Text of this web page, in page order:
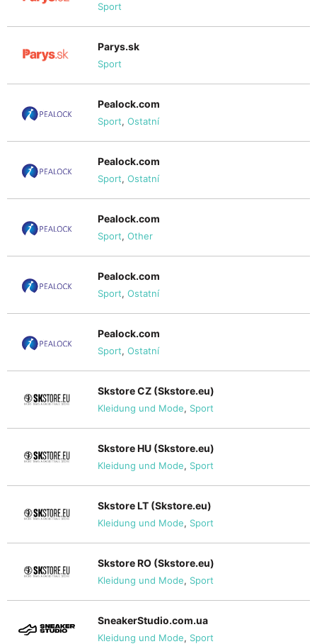
Sport
Parys.sk
Sport
Pealock.com
Sport, Ostatní
Pealock.com
Sport, Ostatní
Pealock.com
Sport, Other
Pealock.com
Sport, Ostatní
Pealock.com
Sport, Ostatní
Skstore CZ (Skstore.eu)
Kleidung und Mode, Sport
Skstore HU (Skstore.eu)
Kleidung und Mode, Sport
Skstore LT (Skstore.eu)
Kleidung und Mode, Sport
Skstore RO (Skstore.eu)
Kleidung und Mode, Sport
SneakerStudio.com.ua
Kleidung und Mode, Sport